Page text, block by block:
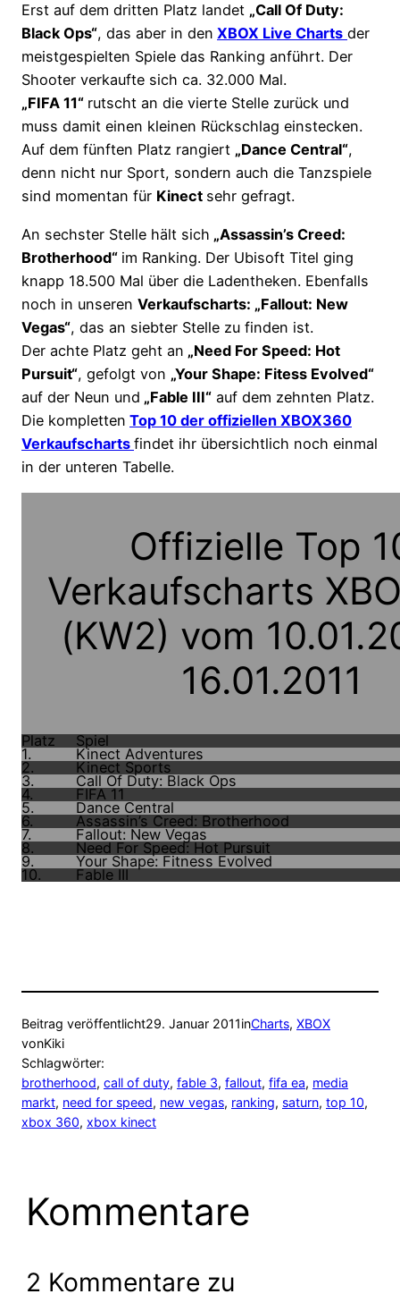
Erst auf dem dritten Platz landet „Call Of Duty:
Black Ops“, das aber in den XBOX Live Charts der
meistgespielten Spiele das Ranking anführt. Der
Shooter verkaufte sich ca. 32.000 Mal.
„FIFA 11“ rutscht an die vierte Stelle zurück und
muss damit einen kleinen Rückschlag einstecken.
Auf dem fünften Platz rangiert „Dance Central“,
denn nicht nur Sport, sondern auch die Tanzspiele
sind momentan für Kinect sehr gefragt.
An sechster Stelle hält sich „Assassin’s Creed:
Brotherhood“ im Ranking. Der Ubisoft Titel ging
knapp 18.500 Mal über die Ladentheken. Ebenfalls
noch in unseren Verkaufscharts: „Fallout: New
Vegas“, das an siebter Stelle zu finden ist.
Der achte Platz geht an „Need For Speed: Hot
Pursuit“, gefolgt von „Your Shape: Fitess Evolved“
auf der Neun und „Fable III“ auf dem zehnten Platz.
Die kompletten Top 10 der offiziellen XBOX360
Verkaufscharts findet ihr übersichtlich noch einmal
in der unteren Tabelle.
Offizielle Top
Verkaufscharts
(KW2) vom
16.01.2011
Platz Spiel
1. Kinect Adventures
2. Kinect Sports
3. Call Of Duty: Black Ops
4. FIFA 11
5. Dance Central
6. Assassin’s Creed: Brotherhood
7. Fallout: New Vegas
8. Need For Speed: Hot Pursuit
9. Your Shape: Fitness Evolved
10. Fable III
Beitrag veröffentlicht29. Januar 2011inCharts, XBOX
vonKiki
Schlagwörter:
brotherhood, call of duty, fable 3, fallout, fifa ea, media
markt, need for speed, new vegas, ranking, saturn, top 10
xbox 360, xbox kinect
Kommentare
2 Kommentare zu